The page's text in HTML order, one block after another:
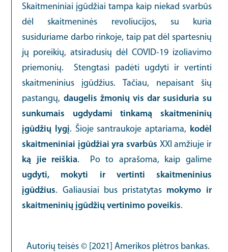
Skaitmeniniai įgūdžiai tampa kaip niekad svarbūs
dėl skaitmeninės revoliucijos, su kuria
susiduriame darbo rinkoje, taip pat dėl spartesnių
jų poreikių, atsiradusių dėl COVID-19 izoliavimo
priemonių. Stengtasi padėti ugdyti ir vertinti
skaitmeninius įgūdžius. Tačiau, nepaisant šių
pastangų, daugelis žmonių vis dar susiduria su
sunkumais ugdydami tinkamą skaitmeninių
įgūdžių lygį. Šioje santraukoje aptariama, kodėl
skaitmeniniai įgūdžiai yra svarbūs XXI amžiuje ir
ką jie reiškia. Po to aprašoma, kaip galime
ugdyti, mokyti ir vertinti skaitmeninius
įgūdžius. Galiausiai bus pristatytas mokymo ir
skaitmeninių įgūdžių vertinimo poveikis.
Autorių teisės © [2021] Amerikos plėtros bankas.